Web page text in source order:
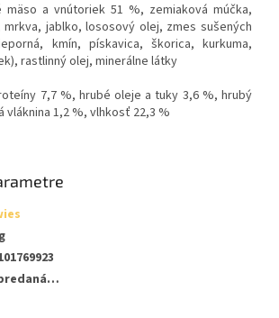
mäso a vnútoriek 51 %, zemiaková múčka,
jablko, lososový olej, zmes sušených
kmín, pískavica, škorica, kurkuma,
rastlinný olej, minerálne látky
7,7 %, hrubé oleje a tuky 3,6 %, hrubý
vláknina 1,2 %, vlhkosť 22,3 %